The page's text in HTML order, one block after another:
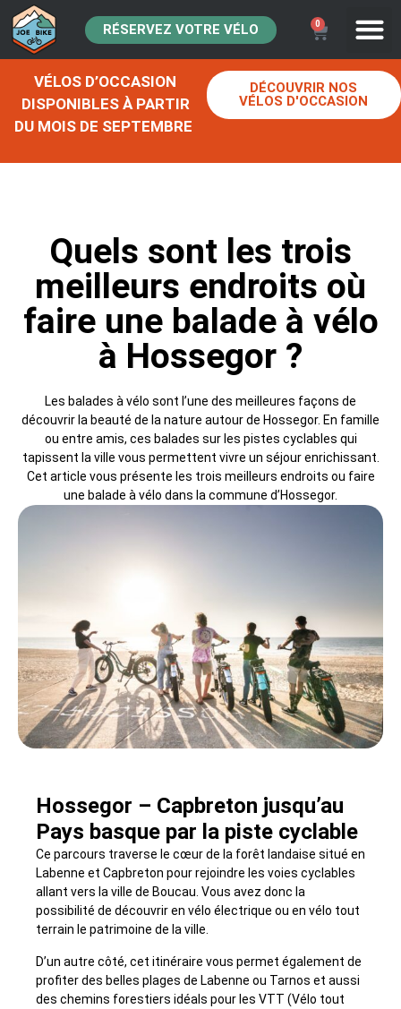
0
RÉSERVEZ VOTRE VÉLO
VÉLOS D’OCCASION
DISPONIBLES À PARTIR
DU MOIS DE SEPTEMBRE
DÉCOUVRIR NOS
VÉLOS D'OCCASION
Quels sont les trois
meilleurs endroits où
faire une balade à vélo
à Hossegor ?
Les balades à vélo sont l’une des meilleures façons de
découvrir la beauté de la nature autour de Hossegor. En famille
ou entre amis, ces balades sur les pistes cyclables qui
tapissent la ville vous permettent vivre un séjour enrichissant.
Cet article vous présente les trois meilleurs endroits ou faire
une balade à vélo dans la commune d’Hossegor.
Hossegor – Capbreton jusqu’au
Pays basque par la piste cyclable
Ce parcours traverse le cœur de la forêt landaise situé en
Labenne et Capbreton pour rejoindre les voies cyclables
allant vers la ville de Boucau. Vous avez donc la
possibilité de découvrir en vélo électrique ou en vélo tout
terrain le patrimoine de la ville.
D’un autre côté, cet itinéraire vous permet également de
profiter des belles plages de Labenne ou Tarnos et aussi
des chemins forestiers idéals pour les VTT (Vélo tout